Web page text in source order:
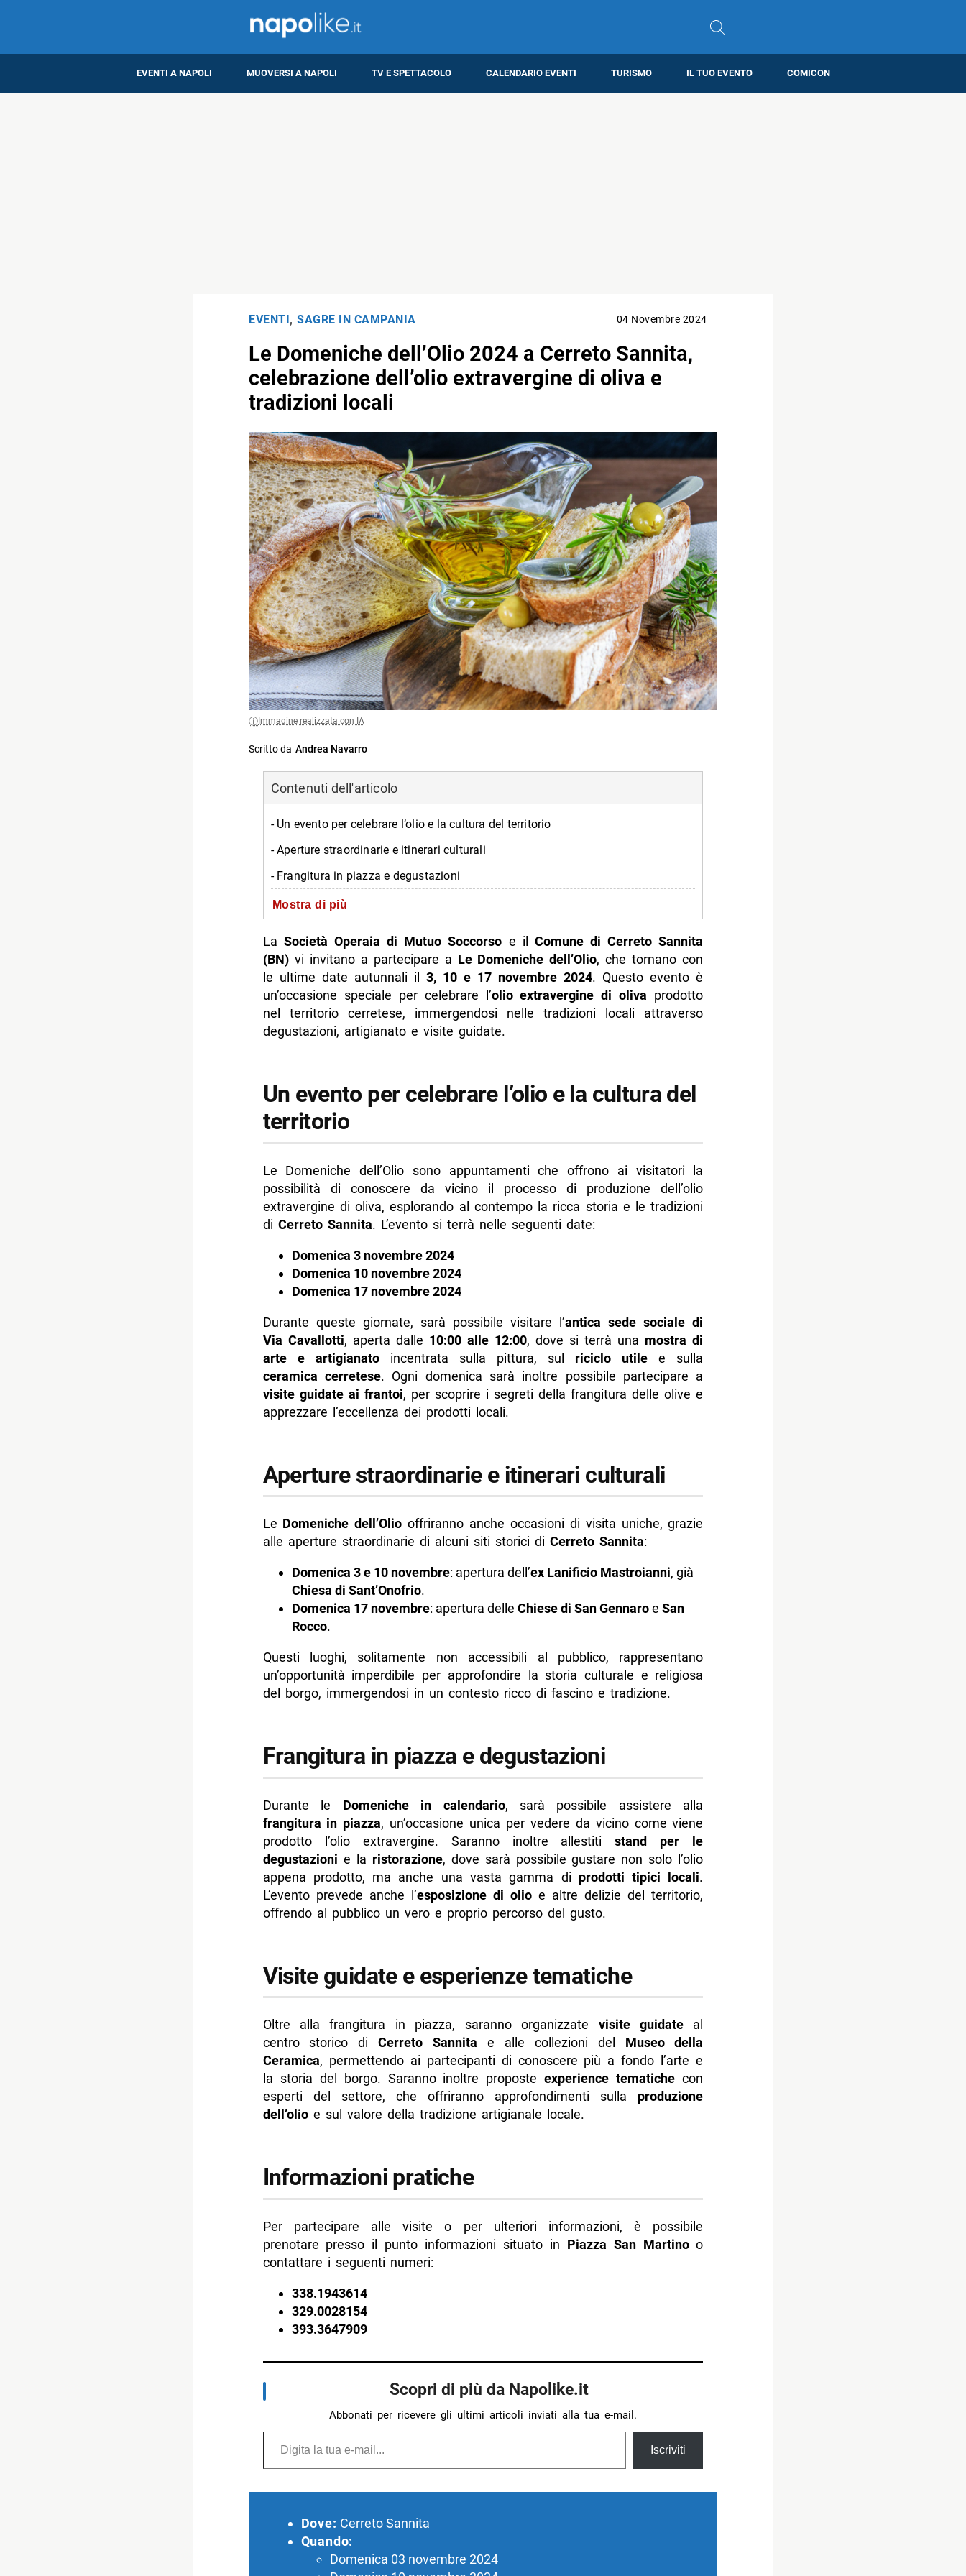
EVENTI A NAPOLI MUOVERSI A NAPOLI TV E SPETTACOLO CALENDARIO EVENTI TURISMO IL TUO EVENTO COMICON
EVENTI , SAGRE IN CAMPANIA 04 Novembre 2024
Le Domeniche dell’Olio 2024 a Cerreto Sannita,
celebrazione dell’olio extravergine di oliva e
tradizioni locali
Immagine realizzata con IA
Scritto da Andrea Navarro
Contenuti dell'articolo
- Un evento per celebrare l’olio e la cultura del territorio
- Aperture straordinarie e itinerari culturali
- Frangitura in piazza e degustazioni
- Visite guidate e esperienze tematiche
-- Scopri di più da Napolike.it
Mostra di più
La Società Operaia di Mutuo Soccorso e il Comune di Cerreto Sannita
(BN)vi invitano a partecipare a Le Domeniche dell’Olio, che tornano con
le ultime date autunnali il 3, 10 e 17 novembre 2024. Questo evento è
un’occasione speciale per celebrare l’olio extravergine di oliva prodotto
nel territorio cerretese, immergendosi nelle tradizioni locali attraverso
degustazioni, artigianato e visite guidate.
Un evento per celebrare l’olio e la cultura del
territorio
Le Domeniche dell’Olio sono appuntamenti che offrono ai visitatori la
possibilità di conoscere da vicino il processo di produzione dell’olio
extravergine di oliva, esplorando al contempo la ricca storia e le tradizioni
di Cerreto Sannita. L’evento si terrà nelle seguenti date:
Domenica 3 novembre 2024
Domenica 10 novembre 2024
Domenica 17 novembre 2024
Durante queste giornate, sarà possibile visitare l’antica sede sociale di
Via Cavallotti, aperta dalle 10:00 alle 12:00, dove si terrà una mostra di
arte e artigianatoincentrata sulla pittura, sul riciclo utile e sulla
ceramica cerretese. Ogni domenica sarà inoltre possibile partecipare a
visite guidate ai frantoi, per scoprire i segreti della frangitura delle olive e
apprezzare l’eccellenza dei prodotti locali.
Aperture straordinarie e itinerari culturali
Le Domeniche dell’Olio offriranno anche occasioni di visita uniche, grazie
alle aperture straordinarie di alcuni siti storici di Cerreto Sannita:
Domenica 3 e 10 novembre: apertura dell’ex Lanificio Mastroianni, già
Chiesa di Sant’Onofrio.
Domenica 17 novembre: apertura delle Chiese di San Gennaroe San
Rocco.
Questi luoghi, solitamente non accessibili al pubblico, rappresentano
un’opportunità imperdibile per approfondire la storia culturale e religiosa
del borgo, immergendosi in un contesto ricco di fascino e tradizione.
Frangitura in piazza e degustazioni
Durante le Domeniche in calendario, sarà possibile assistere alla
frangitura in piazza, un’occasione unica per vedere da vicino come viene
prodotto l’olio extravergine. Saranno inoltre allestitistand per le
degustazioni e la ristorazione, dove sarà possibile gustare non solo l’olio
appena prodotto, ma anche una vasta gamma di prodotti tipici locali.
L’evento prevede anche l’esposizione di olio e altre delizie del territorio,
offrendo al pubblico un vero e proprio percorso del gusto.
Visite guidate e esperienze tematiche
Oltre alla frangitura in piazza, saranno organizzate visite guidate al
centro storico diCerreto Sannita e alle collezioni del Museo della
Ceramica, permettendo ai partecipanti di conoscere più a fondo l’arte e
la storia del borgo. Saranno inoltre proposteexperience tematiche con
esperti del settore, che offriranno approfondimenti sulla produzione
dell’olioe sul valore della tradizione artigianale locale.
Informazioni pratiche
Per partecipare alle visite o per ulteriori informazioni, è possibile
prenotare presso il punto informazioni situato in Piazza San Martinoo
contattare i seguenti numeri:
338.1943614
329.0028154
393.3647909
Scopri di più da Napolike.it
Abbonati per ricevere gli ultimi articoli inviati alla tua e-mail.
Digita la tua e-mail...
Iscriviti
Dove: Cerreto Sannita
Quando:
Domenica 03 novembre 2024